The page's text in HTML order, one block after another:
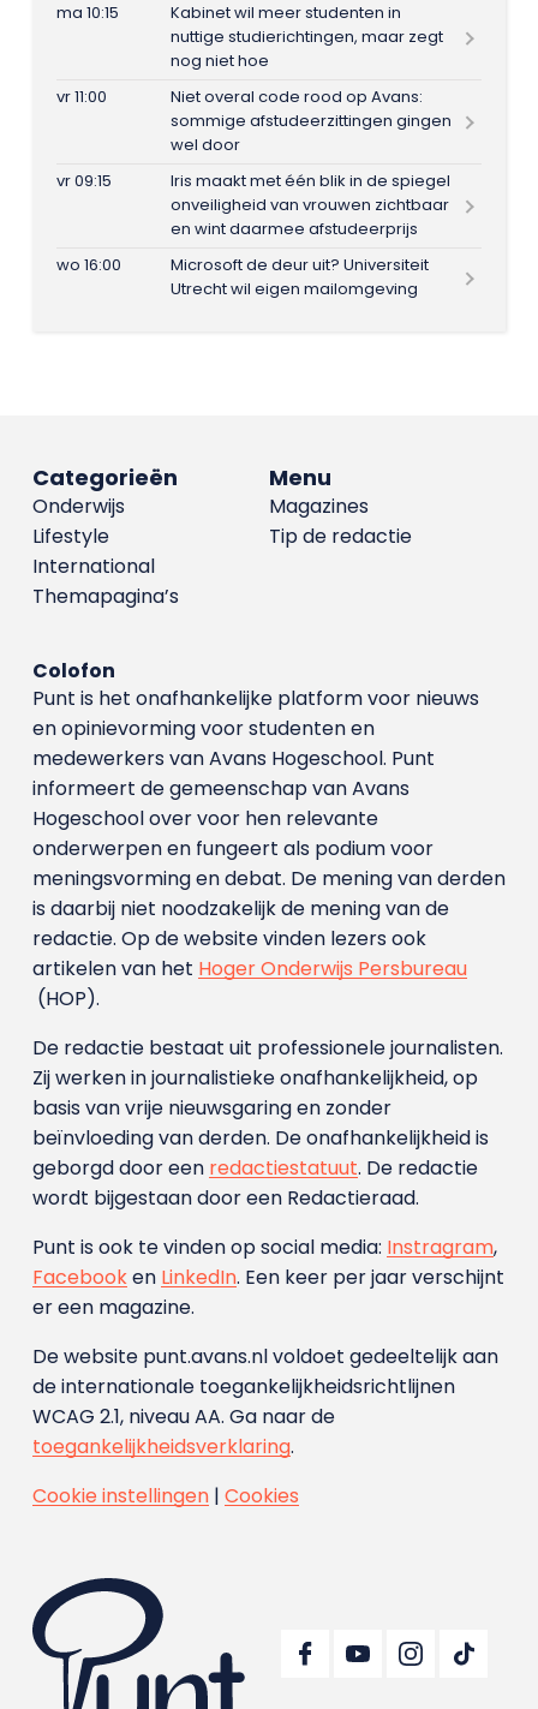
ma 10:15
Kabinet wil meer studenten in
nuttige studierichtingen, maar zegt
nog niet hoe
vr 11:00
Niet overal code rood op Avans:
sommige afstudeerzittingen gingen
wel door
vr 09:15
Iris maakt met één blik in de spiegel
onveiligheid van vrouwen zichtbaar
en wint daarmee afstudeerprijs
wo 16:00
Microsoft de deur uit? Universiteit
Utrecht wil eigen mailomgeving
Menu
Magazines
Tip de redactie
Categorieën
Onderwijs
Lifestyle
International
Themapagina’s
Colofon
Punt is het onafhankelijke platform voor nieuws
en opinievorming voor studenten en
medewerkers van Avans Hoge­school. Punt
informeert de gemeenschap van Avans
Hogeschool over voor hen relevante
onderwerpen en fungeert als podium voor
meningsvorming en debat. De mening van derden
is daarbij niet noodzakelijk de mening van de
redactie. Op de website vinden lezers ook
artikelen van het Hoger Onderwijs Persbureau
(HOP).
De redactie bestaat uit professionele journalisten.
Zij werken in journalistieke onafhankelijkheid, op
basis van vrije nieuwsgaring en zonder
beïnvloeding van derden. De onafhankelijkheid is
geborgd door een redactiestatuut. De redactie
wordt bijgestaan door een Redactieraad.
Punt is ook te vinden op social media: Instragram,
Facebooken LinkedIn. Een keer per jaar verschijnt
er een magazine.
De website punt.avans.nl voldoet gedeeltelijk aan
de internationale toegankelijkheidsrichtlijnen
WCAG 2.1, niveau AA. Ga naar de
toegankelijkheidsverklaring.
Cookie instellingen| Cookies